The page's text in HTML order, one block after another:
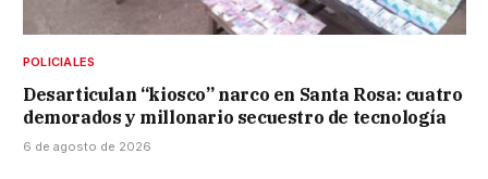
POLICIALES
Desarticulan “kiosco” narco en Santa Rosa: cuatro
demorados y millonario secuestro de tecnología
6 de agosto de 2026